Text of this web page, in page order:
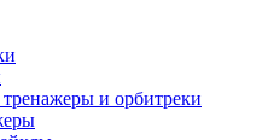
и орбитреки